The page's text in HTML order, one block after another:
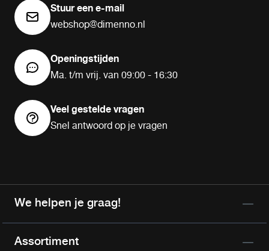
Stuur een e-mail
webshop@dimenno.nl
Openingstijden
Ma. t/m vrij. van 09:00 - 16:30
Veel gestelde vragen
Snel antwoord op je vragen
We helpen je graag!
Assortiment